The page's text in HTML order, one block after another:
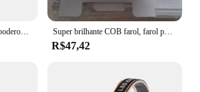
Recarregável 11LED farol, poderoso farol USB, 18650 bateria lanterna, pesca ao ar livre farol Super brilhante COB farol, farol portátil, lâmpada principal, lanterna, trabalho, camping, pesca, 2000 lúmen, 9, 11, 12 contas de luz
R$47,42